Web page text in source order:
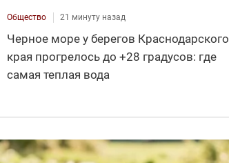
Общество 21 минуту назад
Черное море у берегов Краснодарского
края прогрелось до +28 градусов: где
самая теплая вода